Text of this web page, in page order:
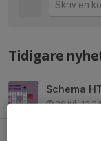
Tidigare
Schema
28 jul,